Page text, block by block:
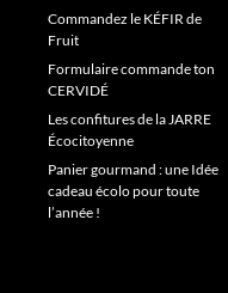
Commandez le KÉFIR de
Fruit
Formulaire commande ton
CERVIDÉ
Les confitures de la JARRE
Écocitoyenne
Panier gourmand : une Idée
cadeau écolo pour toute
l’année !